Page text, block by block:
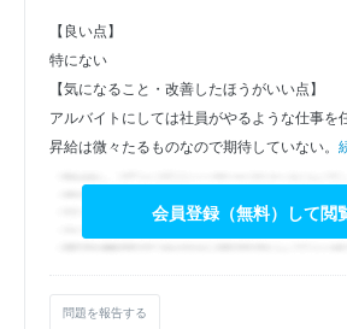
【良い点】
特にない
【気になること・改善したほうがいい点】
アルバイトにしては社員がやるような仕事を
昇給は微々たるものなので期待していない。
会員登録（無料）して閲
問題を報告する